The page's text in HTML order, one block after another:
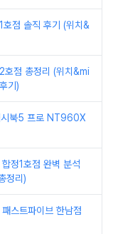
호점 솔직 후기 (위치&
호점 총정리 (위치&mi
기)
시북5 프로 NT960X
정1호점 완벽 분석
정리)
스트파이브 한남점